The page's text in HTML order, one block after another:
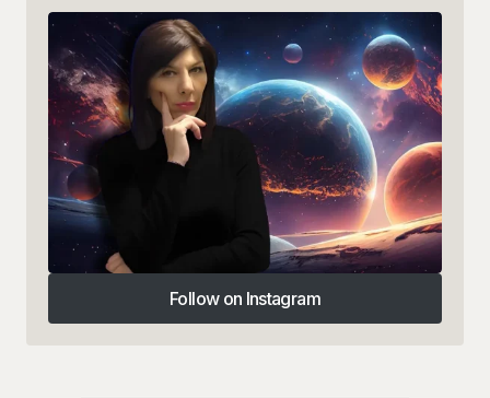
Follow on Instagram
Follow on Instagram